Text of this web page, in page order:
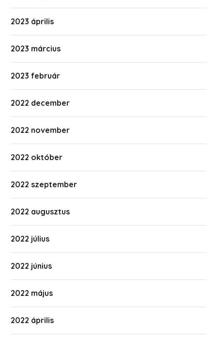
2023 április
2023 március
2023 február
2022 december
2022 november
2022 október
2022 szeptember
2022 augusztus
2022 július
2022 június
2022 május
2022 április